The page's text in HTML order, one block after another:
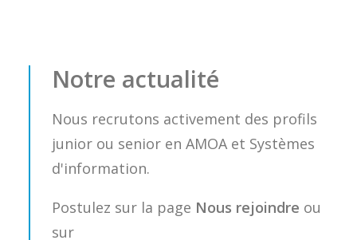
Notre actualité
Nous recrutons activement des profils
junior ou senior en AMOA et Systèmes
d'information.
Postulez sur la page Nous rejoindre ou
sur